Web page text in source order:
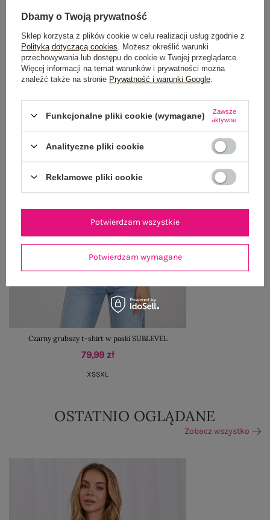
ZWROTY I REKLAMACJE
PRODUKTY ZE STYLIZACJI
Czarny grubszy t-shirt w paski SUBLEVEL
79,99 zł
XSSXL
OSTATNIO OGLĄDANE
Zobacz wszystko
Dbamy o Twoją prywatność
Sklep korzysta z plików cookie w celu realizacji usług zgodnie z
Polityką dotyczącą cookies . Możesz określić warunki
przechowywania lub dostępu do cookie w Twojej przeglądarce.
Więcej informacji na temat warunków i prywatności można
znaleźć także na stronie Prywatność i warunki Google
Funkcjonalne pliki cookie (wymagane)
Zawsze
aktywne
Analityczne pliki cookie
Reklamowe pliki cookie
Potwierdzam wymagane
Potwierdzam wszystkie